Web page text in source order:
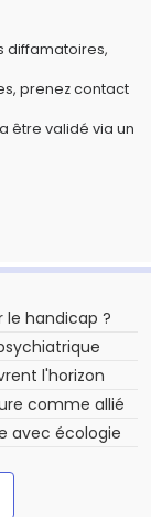
diffamatoires,
prenez contact
être validé via un
le handicap ?
l'horizon
comme allié
avec écologie